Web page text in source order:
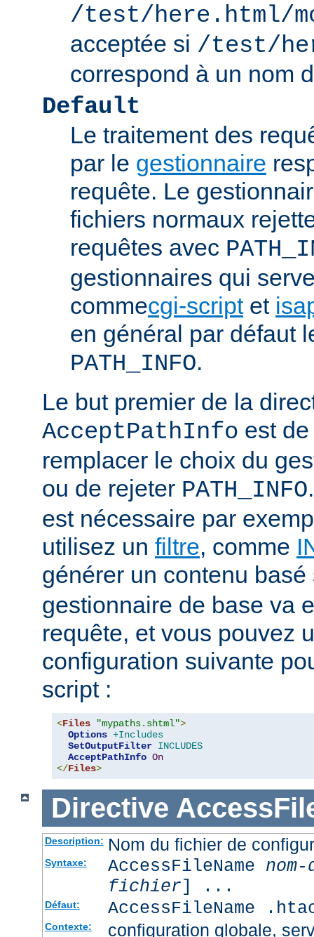
/test/here.html/
acceptée si /test/
correspond à un nom
Default
Le traitement des
par le gestionnaire
requête. Le
fichiers normaux
requêtes avec
gestionnaires qui
commecgi-scriptet
en général par défaut
PATH_INFO.
Le but premier de la
AcceptPathInfo est
remplacer le choix du
ou de rejeter PATH_INFO
est nécessaire par
utilisez un filtre, comme
générer un contenu
gestionnaire de base va
requête, et vous pouvez
configuration suivante
script :
<Files "mypaths.shtml">
Options +Includes
SetOutputFilter INCLUDES
AcceptPathInfo On
</Files>
Directive
Description: Nom du fichier de
Syntaxe: AccessFileName
fichier] ...
Défaut: AccessFileName
Contexte: configuration globale,